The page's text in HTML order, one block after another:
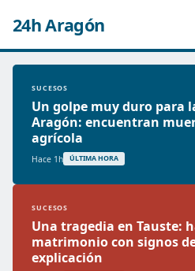
24h Aragón
SUCESOS
Un golpe muy duro para
Aragón: encuentran
agrícola
Hace 1h ÚLTIMA HORA
SUCESOS
Una tragedia en Tauste:
matrimonio con signos
explicación